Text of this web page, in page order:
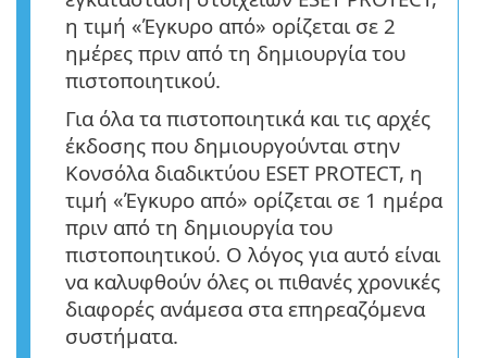
η τιμή «Έγκυρο από» ορίζεται σε 2
ημέρες πριν από τη δημιουργία του
πιστοποιητικού.
Για όλα τα πιστοποιητικά και τις αρχές
έκδοσης που δημιουργούνται στην
Κονσόλα διαδικτύου ESET PROTECT, η
τιμή «Έγκυρο από» ορίζεται σε 1 ημέρα
πριν από τη δημιουργία του
πιστοποιητικού. Ο λόγος για αυτό είναι
να καλυφθούν όλες οι πιθανές χρονικές
διαφορές ανάμεσα στα επηρεαζόμενα
συστήματα.